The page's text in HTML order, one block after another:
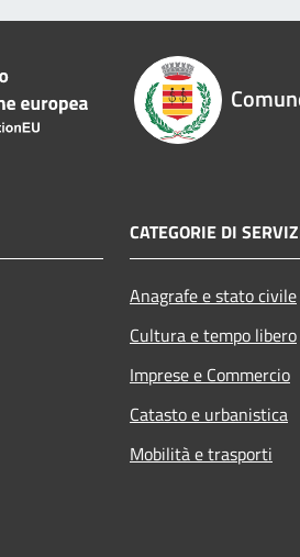
CATEGORIE DI
Anagrafe e stato civile
Cultura e tempo libero
Imprese e Commercio
Catasto e urbanistica
Mobilità e trasporti